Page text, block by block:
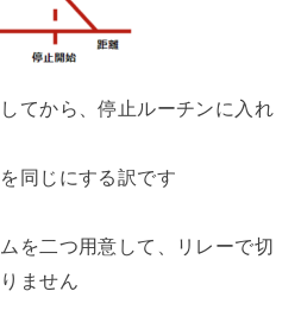
てから、停止ルーチンに入れ
同じにする訳です
を二つ用意して、リレーで切
ません